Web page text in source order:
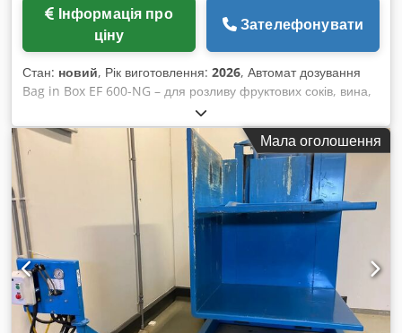
ціну
Зателефонувати
Стан: новий, Рік виготовлення: 2026, Автомат дозування
Bag in Box EF 600-NG – для розливу фруктових соків, вина,
оцту, олії тощо. * корпус із високоякісної нержавіючої сталі
* зручний дисплей з основною інформацією (поточна
витрата, залишкова кількість тощо) * попередньо задані
об’єми: 1,5, 3, 5, 10, 20 літрів Chjdjt U Iiyepfx Agqea *
довільне налаштування об’єму * програма очищення *
розширена статистика * мінімальні простої завдяки
подвійному тримачу * компактна конструкція
Мала оголошення